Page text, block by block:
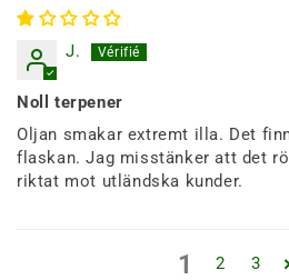
J.
Noll terpener
Oljan smakar extremt illa. Det
flaskan. Jag misstänker att det
riktat mot utländska kunder.
1 2 3